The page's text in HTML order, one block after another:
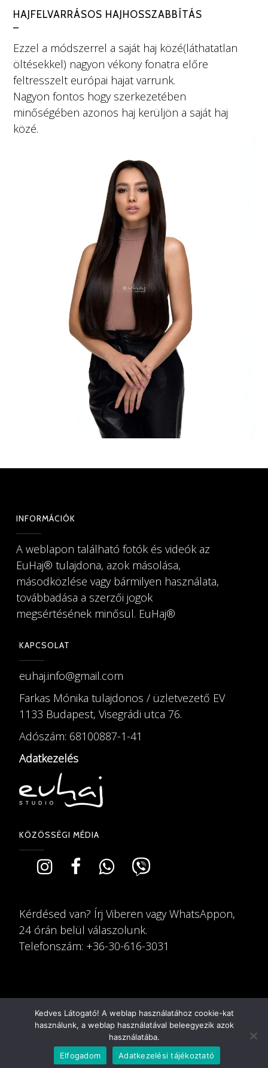
HAJFELVARRÁSOS HAJHOSSZABBÍTÁS
–
Ezzel a módszerrel a saját haj közé(láthatatlan
öltésekkel) nagyon vékony fonatra előre
feltresszelt európai hajat varrunk.
Nagyon fontos hogy szerkezetében
minőségében azonos haj kerüljön a saját haj
közé.
INFORMÁCIÓK
A weblapon található fotók és videók az
EuHaj®️ tulajdona, azok másolása,
másodközlése vagy bármilyen használata,
továbbadása a szerzői jogok
megsértésének minősül. EuHaj®️
KAPCSOLAT
euhaj.info@gmail.com
Farkas Mónika tulajdonos / üzletvezető EV
1133 Budapest, Visegrádi utca 76.
Adószám: 68100887-1-41
Adatkezelés
KÖZÖSSÉGI MÉDIA
Kérdésed van? Írj Viberen vagy WhatsAppon,
24 órán belül válaszolunk.
Telefonszám: +36-30-616-3031
© Copyright EuHaj®️ | Design: Mavrák
Kedves Látogató! A weblap használatához cookie-kat
használunk, a weblap használatával beleegyezik azok
használatába.
Elfogadom
Adatkezelési tájékoztató